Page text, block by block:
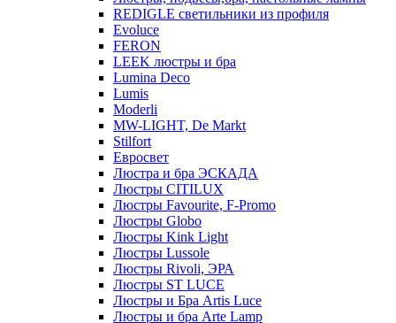
REDIGLE светильники из профиля
Evoluce
FERON
LEEK люстры и бра
Lumina Deco
Lumis
Moderli
MW-LIGHT, De Markt
Stilfort
Евросвет
Люстра и бра ЭСКАДА
Люстры CITILUX
Люстры Favourite, F-Promo
Люстры Globo
Люстры Kink Light
Люстры Lussole
Люстры Rivoli, ЭРА
Люстры ST LUCE
Люстры и Бра Artis Luce
Люстры и бра Arte Lamp